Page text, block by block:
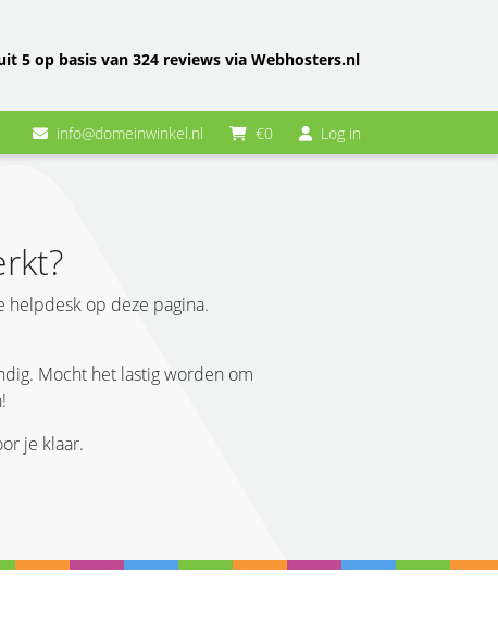
5 op basis van 324 reviews via Webhosters.nl
info@domeinwinkel.nl €0 Log in
helpdesk op deze pagina.
Mocht het lastig worden om
je klaar.